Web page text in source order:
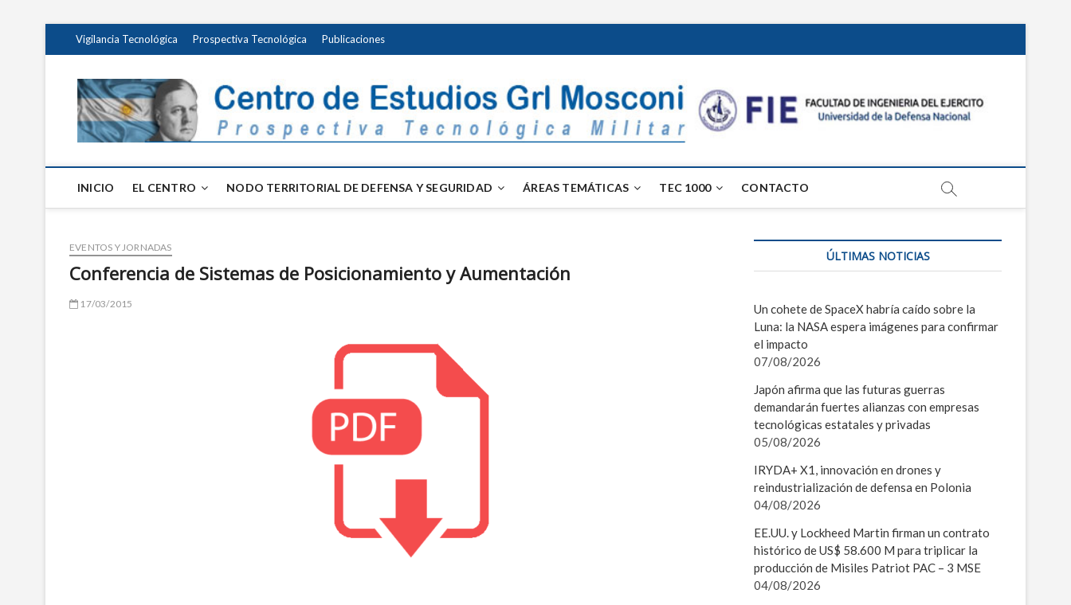
SaltarVigilancia Tecnológica Prospectiva Tecnológica Publicaciones
Grl
INICIO EL CENTRO NODO TERRITORIAL DE DEFENSA Y SEGURIDAD ÁREAS TEMÁTICAS TEC 1000 CONTACTO
EVENTOS Y JORNADAS
Conferencia de Sistemas de Posicionamiento y Aumentación
17/03/2015
ÚLTIMAS NOTICIAS
Un cohete de SpaceX habría caído sobre la
Luna: la NASA espera imágenes para confirmar
el impacto
07/08/2026
Japón afirma que las futuras guerras
demandarán fuertes alianzas con empresas
tecnológicas estatales y privadas
05/08/2026
IRYDA+ X1, innovación en drones y
reindustrialización de defensa en Polonia
04/08/2026
EE.UU. y Lockheed Martin firman un contrato
histórico de US$ 58.600 M para triplicar la
producción de Misiles Patriot PAC – 3 MSE
04/08/2026